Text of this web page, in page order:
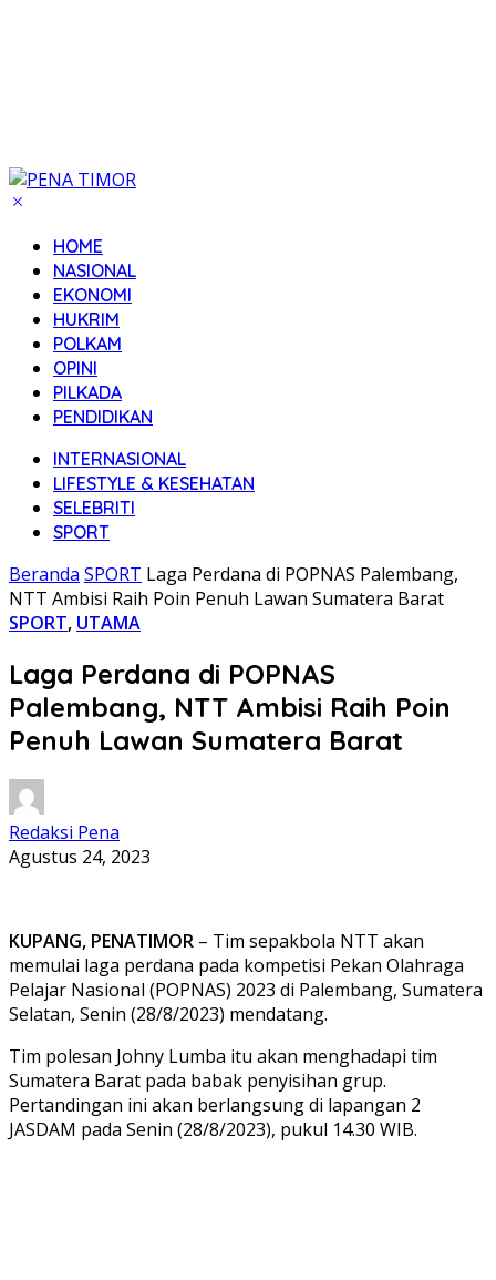
HOME
NASIONAL
EKONOMI
HUKRIM
POLKAM
OPINI
PILKADA
PENDIDIKAN
INTERNASIONAL
LIFESTYLE & KESEHATAN
SELEBRITI
SPORT
Beranda SPORT Laga Perdana di POPNAS Palembang,
NTT Ambisi Raih Poin Penuh Lawan Sumatera Barat
SPORT, UTAMA
Laga Perdana di POPNAS
Palembang, NTT Ambisi Raih Poin
Penuh Lawan Sumatera Barat
Redaksi Pena
Agustus 24, 2023
KUPANG, PENATIMOR – Tim sepakbola NTT akan
memulai laga perdana pada kompetisi Pekan Olahraga
Pelajar Nasional (POPNAS) 2023 di Palembang, Sumatera
Selatan, Senin (28/8/2023) mendatang.
Tim polesan Johny Lumba itu akan menghadapi tim
Sumatera Barat pada babak penyisihan grup.
Pertandingan ini akan berlangsung di lapangan 2
JASDAM pada Senin (28/8/2023), pukul 14.30 WIB.